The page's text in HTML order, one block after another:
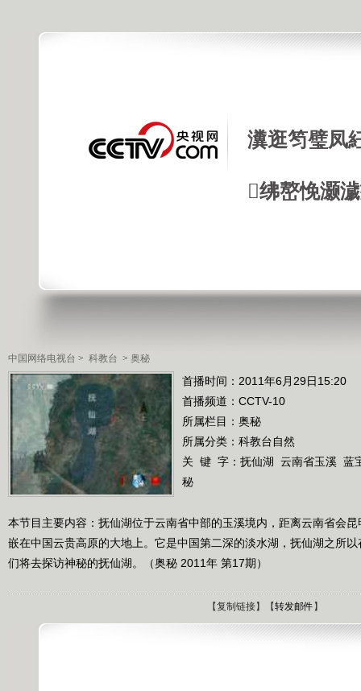
瀵逛笉璧凤
绋嶅悗灏
中国网络电视台 > 科教台 > 奥秘
首播时间：2011年6月29日15:20
首播频道： CCTV-10
所属栏目： 奥秘
所属分类：科教台自然
关 键 字： 抚仙湖 云南省玉溪 蓝
秘
本节目主要内容：抚仙湖位于云南省中部的玉溪境内，距离云南省会
嵌在中国云贵高原的大地上。它是中国第二深的淡水湖，抚仙湖之所
们将去探访神秘的抚仙湖。（奥秘 2011年 第17期）
【复制链接】【转发邮件 】